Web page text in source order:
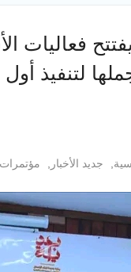
فعاليات
جديد الأخبار